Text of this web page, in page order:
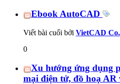
Ebook AutoCAD
Viết bài cuối bởi VietCAD Co.
0
Xu hướng ứng dụng
mại điện tử, đồ hoạ